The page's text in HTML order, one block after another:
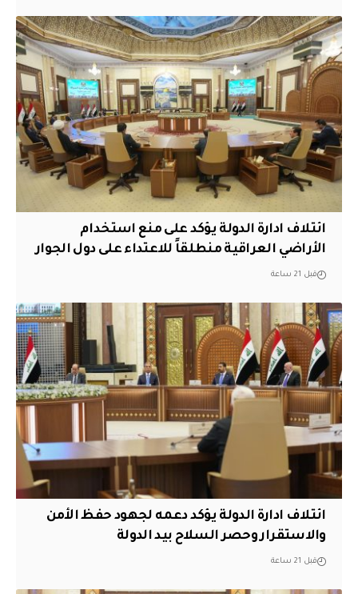
ائتلاف ادارة الدولة يؤكد على منع استخدام
الأراضي العراقية منطلقاً للاعتداء على دول الجوار
قبل 21 ساعة
ائتلاف ادارة الدولة يؤكد دعمه لجهود حفظ الأمن
والاستقرار وحصر السلاح بيد الدولة
قبل 21 ساعة